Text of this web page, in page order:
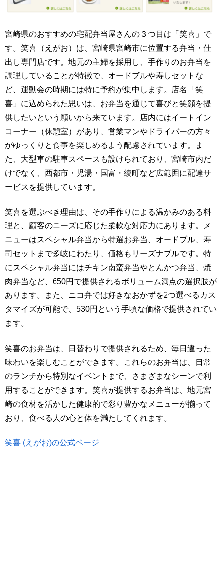
宮崎県のおすすめの宅配弁当屋さんの３つ目は「笑喜」で
す。笑喜（えがお）は、宮崎県宮崎市に位置する弁当・仕
出し専門店です。地元の主婦を採用し、手作りのお弁当を
調理していることが特徴で、オードブルや寿しセットな
ど、運動会の時期には特に予約が集中します。店名「笑
喜」に込められた思いは、お弁当を通じて喜びと笑顔を提
供したいという願いから来ています。店内にはイートイン
コーナー（休憩室）があり、営業マンやドライバーの方々
がゆっくりと食事を楽しめるよう配慮されています。ま
た、大型車の駐車スペースも設けられており、宮崎市内だ
けでなく、西都市・児湯・国富・綾町など広範囲に配達サ
ービスを提供しています。
笑喜を選ぶべき理由は、その手作りによる温かみのある料
理と、顧客のニーズに応じた柔軟な対応力にあります。メ
ニューはスペシャル弁当から特選お弁当、オードブル、寿
司セットまで多岐にわたり、価格もリーズナブルです。特
にスペシャル弁当にはチキン南蛮弁当やとんかつ弁当、焼
肉弁当など、650円で提供されるボリューム満点の選択肢が
あります。また、ニコ弁では好きなおかずを2つ選べるカス
タマイズが可能で、530円という手頃な価格で提供されてい
ます。
笑喜のお弁当は、日替わりで提供されるため、毎日違った
味わいを楽しむことができます。これらのお弁当は、日常
のランチから特別なイベントまで、さまざまなシーンで利
用することができます。笑喜が提供するお弁当は、地元宮
崎の食材を活かした健康的で彩り豊かなメニューが揃って
おり、食べる人の心と体を満たしてくれます。
笑喜 (えがお)の公式ページ